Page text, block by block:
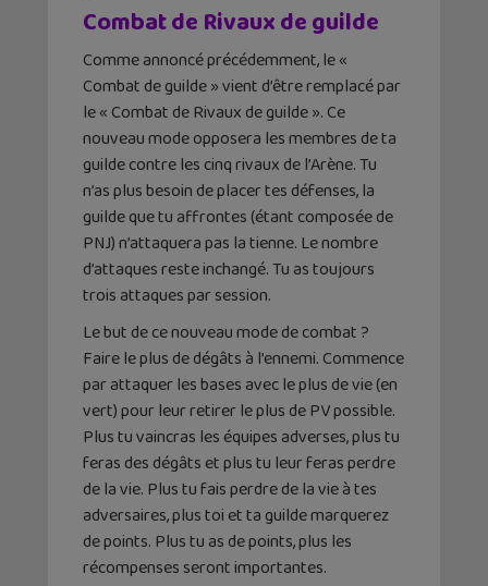
Combat de Rivaux de guilde
Comme annoncé précédemment, le «
Combat de guilde » vient d’être remplacé par
le « Combat de Rivaux de guilde ». Ce
nouveau mode opposera les membres de ta
guilde contre les cinq rivaux de l’Arène. Tu
n’as plus besoin de placer tes défenses, la
guilde que tu affrontes (étant composée de
PNJ) n’attaquera pas la tienne. Le nombre
d’attaques reste inchangé. Tu as toujours
trois attaques par session.
Le but de ce nouveau mode de combat ?
Faire le plus de dégâts à l’ennemi. Commence
par attaquer les bases avec le plus de vie (en
vert) pour leur retirer le plus de PV possible.
Plus tu vaincras les équipes adverses, plus tu
feras des dégâts et plus tu leur feras perdre
de la vie. Plus tu fais perdre de la vie à tes
adversaires, plus toi et ta guilde marquerez
de points. Plus tu as de points, plus les
récompenses seront importantes.